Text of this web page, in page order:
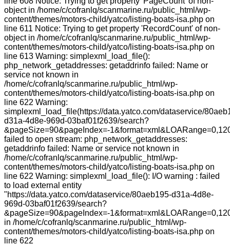
object in /home/c/cofranlq/scanmarine.ru/public_html/wp-
content/themes/motors-child/yatco/listing-boats-isa.php on
line 611 Notice: Trying to get property 'RecordCount' of non-
object in /home/c/cofranlq/scanmarine.ru/public_html/wp-
content/themes/motors-child/yatco/listing-boats-isa.php on
line 613 Warning: simplexml_load_file():
php_network_getaddresses: getaddrinfo failed: Name or
service not known in
/home/c/cofranlq/scanmarine.ru/public_html/wp-
content/themes/motors-child/yatco/listing-boats-isa.php on
line 622 Warning:
simplexml_load_file(https://data.yatco.com/dataservice/
d31a-4d8e-969d-03baf01f2639/search?
&pageSize=90&pageIndex=-
failed to open stream: php_network_getaddresses:
getaddrinfo failed: Name or service not known in
/home/c/cofranlq/scanmarine.ru/public_html/wp-
content/themes/motors-child/yatco/listing-boats-isa.php on
line 622 Warning: simplexml_load_file(): I/O warning : failed
to load external entity
"https://data.yatco.com/dataservice/80aeb195-d31a-4d8e-
969d-03baf01f2639/search?
&pageSize=90&pageIndex=-
in /home/c/cofranlq/scanmarine.ru/public_html/wp-
content/themes/motors-child/yatco/listing-boats-isa.php on
line 622